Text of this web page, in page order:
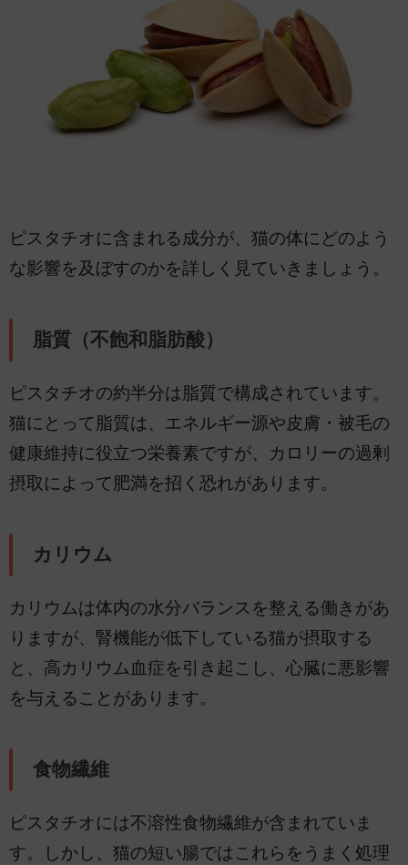
ピスタチオに含まれる成分が、猫の体にどのよう
な影響を及ぼすのかを詳しく見ていきましょう。
脂質（不飽和脂肪酸）
ピスタチオの約半分は脂質で構成されています。
猫にとって脂質は、エネルギー源や皮膚・被毛の
健康維持に役立つ栄養素ですが、カロリーの過剰
摂取によって肥満を招く恐れがあります。
カリウム
カリウムは体内の水分バランスを整える働きがあ
りますが、腎機能が低下している猫が摂取する
と、高カリウム血症を引き起こし、心臓に悪影響
を与えることがあります。
食物繊維
ピスタチオには不溶性食物繊維が含まれていま
す。しかし、猫の短い腸ではこれらをうまく処理